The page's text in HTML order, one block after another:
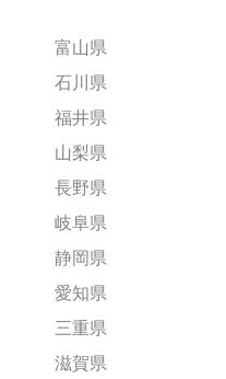
富山県
石川県
福井県
山梨県
長野県
岐阜県
静岡県
愛知県
三重県
滋賀県